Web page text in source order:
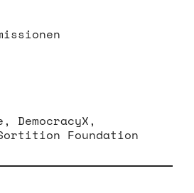
DemocracyX,
Foundation